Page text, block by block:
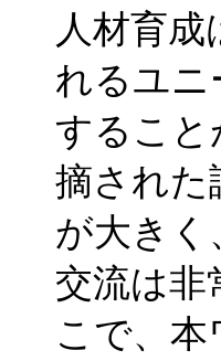
人材育
れるユニ
すること
摘された
が大きく
交流は非
こで、